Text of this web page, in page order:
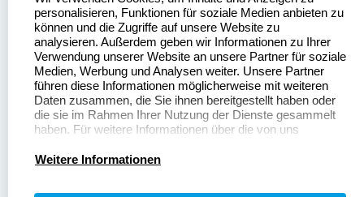
Stempelgestalten.de
Asterlager Straße 97
47228 Duisburg
Deutschland
Sitemap
Alle
Stempelinformationen
Dateivorgaben
Fragen & Antworten
Zahlung & Versand
personalisieren, Funktionen für soziale Medien anbieten zu
können und die Zugriffe auf unsere Website zu
analysieren. Außerdem geben wir Informationen zu Ihrer
Verwendung unserer Website an unsere Partner für soziale
Medien, Werbung und Analysen weiter. Unsere Partner
führen diese Informationen möglicherweise mit weiteren
Daten zusammen, die Sie ihnen bereitgestellt haben oder
die sie im Rahmen Ihrer Nutzung der Dienste gesammelt
haben. Für weitere Informationen über die von uns
Datenschutzerklärung.
Weitere Informationen